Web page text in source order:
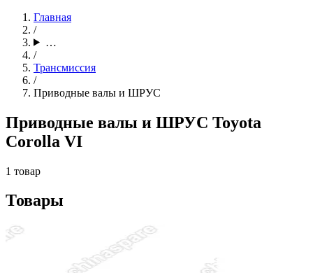
Главная
/
…
/
Трансмиссия
/
Приводные валы и ШРУС
Приводные валы и ШРУС Toyota
Corolla VI
1 товар
Товары